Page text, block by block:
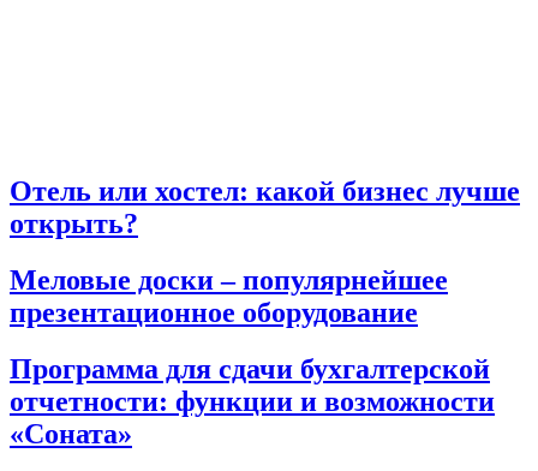
Отель или хостел: какой бизнес лучше
открыть?
Меловые доски – популярнейшее
презентационное оборудование
Программа для сдачи бухгалтерской
отчетности: функции и возможности
«Соната»